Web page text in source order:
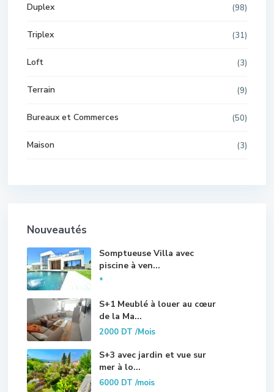
Duplex (98)
Triplex (31)
Loft (3)
Terrain (9)
Bureaux et Commerces (50)
Maison (3)
Nouveautés
Somptueuse Villa avec
piscine à ven...
*
S+1 Meublé à louer au cœur
de la Ma...
2000 DT/Mois
S+3 avec jardin et vue sur
mer à lo...
6000 DT/mois